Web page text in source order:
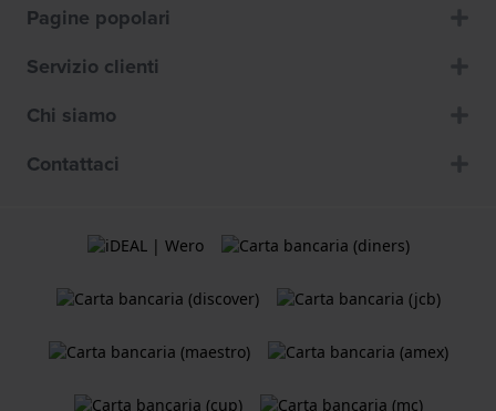
Pagine popolari
Servizio clienti
Chi siamo
Contattaci